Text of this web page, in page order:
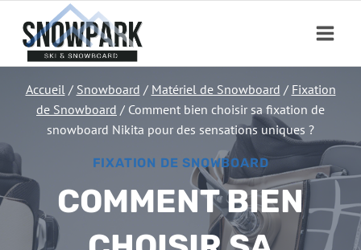
contenu
Accueil / Snowboard / Matériel de Snowboard / Fixation
de Snowboard / Comment bien choisir sa fixation de
snowboard Nikita pour des sensations uniques ?
FIXATION DE SNOWBOARD
COMMENT BIEN